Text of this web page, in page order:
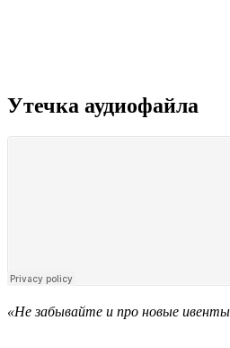
Утечка аудиофайла
«Не забывайте и про новые